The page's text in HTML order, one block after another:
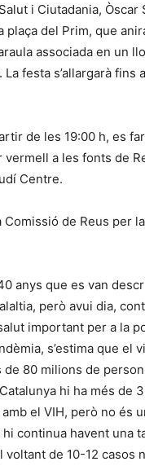
i Ciutadania, Òscar
plaça del Prim, que
associada en un
La festa s’allargarà fins
de les 19:00 h, es
vermell a les fonts de
Centre.
Comissió de Reus per
anys que es van
però avui dia,
important per a la
s’estima que el
de 80 milions de
hi ha més de
el VIH, però no és
continua havent una
voltant de 10-12 casos